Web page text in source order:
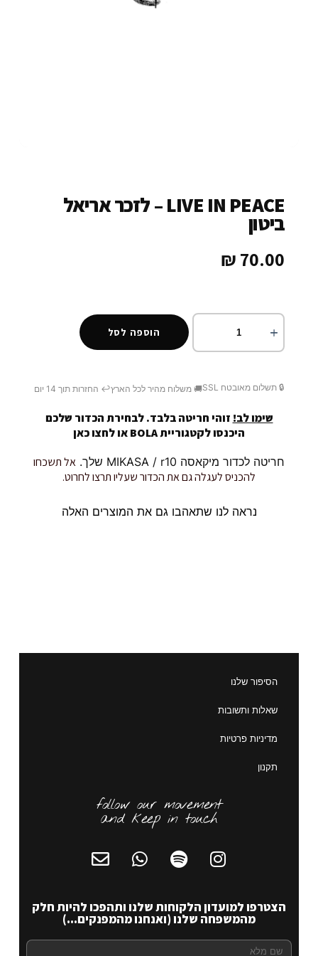
LIVE IN PEACE – לזכר אריאל
ביטון
70.00
₪
הוספה לסל
🔒 תשלום מאובטח SSL 🚚 משלוח מהיר לכל הארץ↩️ החזרות תוך 14 יום
שימו לב! זוהי חריטה בלבד. לבחירת הכדור שלכם
היכנסו לקטגוריית BOLA או
לחצו כאן
חריטה לכדור מיקאסה MIKASA / r10 שלך.
אל תשכחו
להכניס לעגלה גם את הכדור שעליו תרצו לחרוט.
נראה לנו שתאהבו גם את המוצרים האלה
הסיפור שלנו
שאלות ותשובות
מדיניות פרטיות
תקנון
follow our movement
and keep in touch
הצטרפו למועדון הלקוחות שלנו ותהפכו להיות חלק
מהמשפחה שלנו (ואנחנו מהמפנקים...)